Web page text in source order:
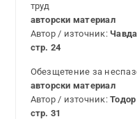
труд
авторски материал
Автор / източник:
стр. 24
Обезщетение за
авторски материал
Автор / източник:
стр. 31